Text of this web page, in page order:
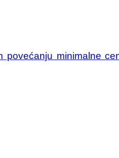
povećanju minimalne